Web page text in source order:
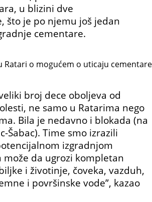
u blizini dve
što je po njemu još jedan
cementare.
Ratari o mogućem o uticaju
broj dece oboljeva od
ne samo u Ratarima nego
Bila je nedavno i blokada (na
Šabac). Time smo izrazili
izgradnjom
može da ugrozi kompletan
i životinje, čoveka, vazduh,
i površinske vode”, kazao